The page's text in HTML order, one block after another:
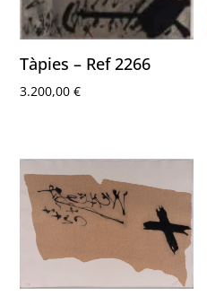
Tàpies – Ref 2266
3.200,00€